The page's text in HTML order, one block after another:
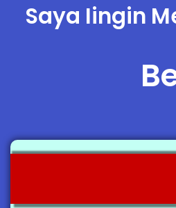
Saya Iingin